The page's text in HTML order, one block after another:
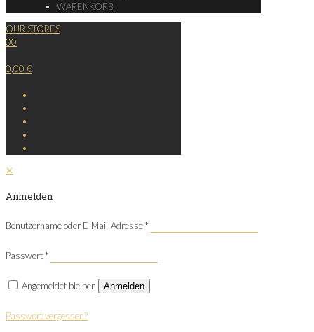
WARENKORB
OUR STORES
00
0,00 €
✕
Anmelden
Benutzername oder E-Mail-Adresse*
Passwort*
Angemeldet bleiben Anmelden
Passwort vergessen?